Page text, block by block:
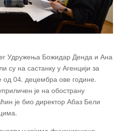
Удружења Божидар Денда и Ана
су на састанку у Агенцији за
од 04. децембра ове године.
је на обострану
је био директор Абаз Бели